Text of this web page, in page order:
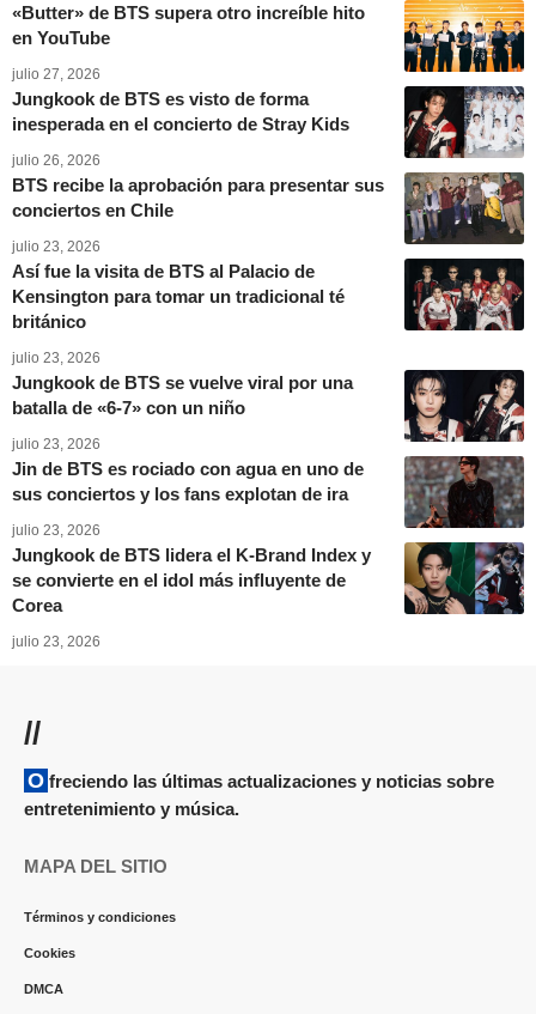
«Butter» de BTS supera otro increíble hito
en YouTube
julio 27, 2026
Jungkook de BTS es visto de forma
inesperada en el concierto de Stray Kids
julio 26, 2026
BTS recibe la aprobación para presentar sus
conciertos en Chile
julio 23, 2026
Así fue la visita de BTS al Palacio de
Kensington para tomar un tradicional té
británico
julio 23, 2026
Jungkook de BTS se vuelve viral por una
batalla de «6-7» con un niño
julio 23, 2026
Jin de BTS es rociado con agua en uno de
sus conciertos y los fans explotan de ira
julio 23, 2026
Jungkook de BTS lidera el K-Brand Index y
se convierte en el idol más influyente de
Corea
julio 23, 2026
//
Ofreciendo las últimas actualizaciones y noticias sobre
entretenimiento y música.
MAPA DEL SITIO
Términos y condiciones
Cookies
DMCA